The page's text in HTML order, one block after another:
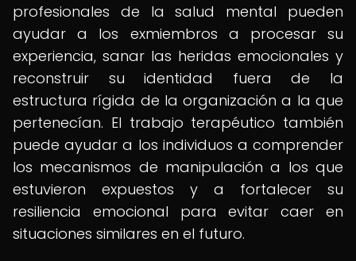
profesionales de la salud mental pueden
ayudar a los exmiembros a procesar su
experiencia, sanar las heridas emocionales y
reconstruir su identidad fuera de la
estructura rígida de la organización a la que
pertenecían. El trabajo terapéutico también
puede ayudar a los individuos a comprender
los mecanismos de manipulación a los que
estuvieron expuestos y a fortalecer su
resiliencia emocional para evitar caer en
situaciones similares en el futuro.